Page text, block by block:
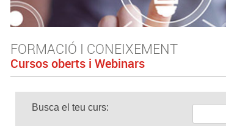
FORMACIÓ I CONEIXEMENT
Cursos oberts i Webinars
Busca el teu curs: